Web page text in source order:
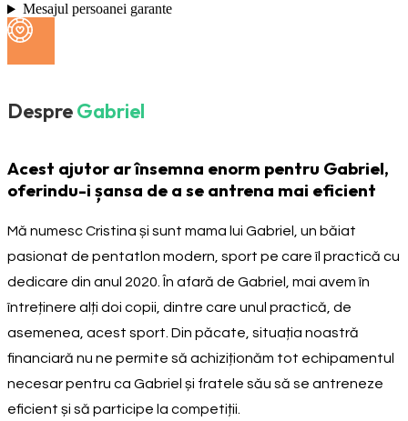
Mesajul persoanei garante
DespreGabriel
Acest ajutor ar însemna enorm pentru Gabriel,
oferindu-i șansa de a se antrena mai eficient
Mă numesc Cristina și sunt mama lui Gabriel, un băiat
pasionat de pentatlon modern, sport pe care îl practică cu
dedicare din anul 2020. În afară de Gabriel, mai avem în
întreținere alți doi copii, dintre care unul practică, de
asemenea, acest sport. Din păcate, situația noastră
financiară nu ne permite să achiziționăm tot echipamentul
necesar pentru ca Gabriel și fratele său să se antreneze
eficient și să participe la competiții.